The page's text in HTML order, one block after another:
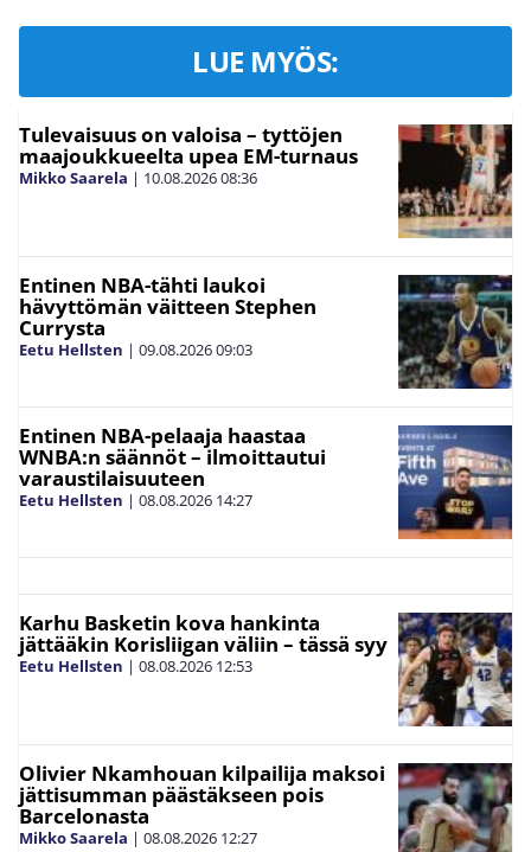
LUE MYÖS:
Tulevaisuus on valoisa – tyttöjen
maajoukkueelta upea EM-turnaus
Mikko Saarela | 10.08.202608:36
Entinen NBA-tähti laukoi
hävyttömän väitteen Stephen
Currysta
Eetu Hellsten | 09.08.202609:03
Entinen NBA-pelaaja haastaa
WNBA:n säännöt – ilmoittautui
varaustilaisuuteen
Eetu Hellsten | 08.08.2026 14:27
Karhu Basketin kova hankinta
jättääkin Korisliigan väliin – tässä syy
Eetu Hellsten | 08.08.2026 12:53
Olivier Nkamhouan kilpailija maksoi
jättisumman päästäkseen pois
Barcelonasta
Mikko Saarela | 08.08.2026 12:27